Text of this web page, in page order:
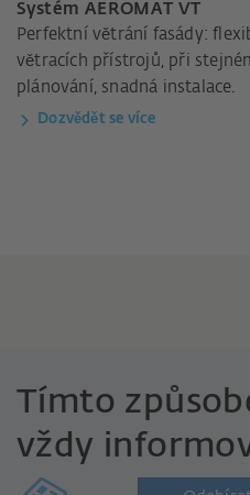
Systém AEROMAT VT
Perfektní větrání fasády:
větracích přístrojů, při
plánování, snadná instalace.
Dozvědět se více
Tímto
vždy